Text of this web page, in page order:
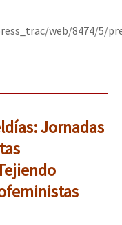
web/8474/5/
Jornadas